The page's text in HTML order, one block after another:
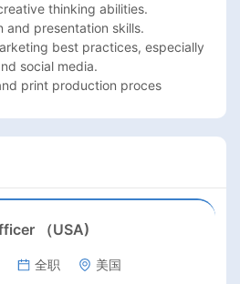
thinking abilities.
and presentation skills.
best practices, especially
social media.
print production proces
（USA)
全职 美国